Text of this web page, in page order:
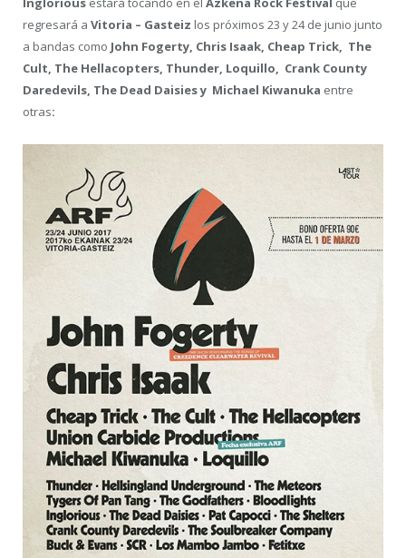
regresará a Vitoria – Gasteiz los próximos 23 y 24 de junio junto
a bandas como John Fogerty, Chris Isaak, Cheap Trick, The
Cult, The Hellacopters, Thunder, Loquillo, Crank County
Daredevils, The Dead Daisies y Michael Kiwanuka entre
otras: